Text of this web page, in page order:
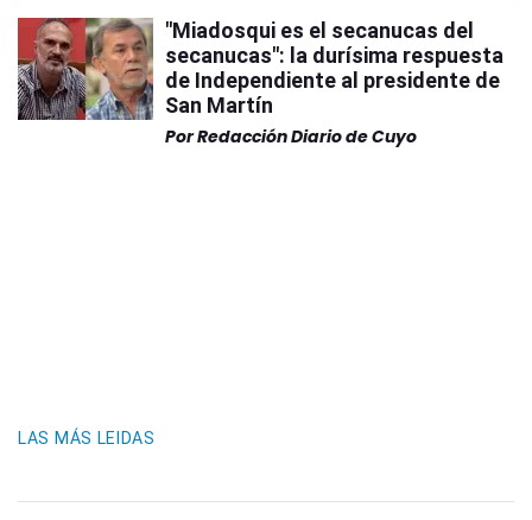
"Miadosqui es el secanucas del
secanucas": la durísima respuesta
de Independiente al presidente de
San Martín
PorRedacción Diario de Cuyo
LAS MÁS LEIDAS